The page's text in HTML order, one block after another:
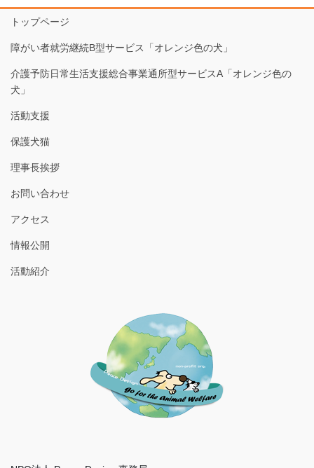
トップページ
障がい者就労継続B型サービス「オレンジ色の犬」
介護予防日常生活支援総合事業通所型サービスA「オレンジ色の
犬」
活動支援
保護犬猫
理事長挨拶
お問い合わせ
アクセス
情報公開
活動紹介